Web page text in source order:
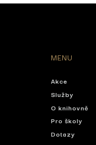
MENU
Akce
Služby
O knihovně
Pro školy
Dotazy